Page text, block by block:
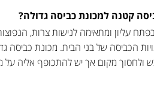
קטנה למכונת כביסה גדולה?
הכביסה של בני הבית. מכונת כביסה
ולחסוך מקום אך יש להתכופף אליה על